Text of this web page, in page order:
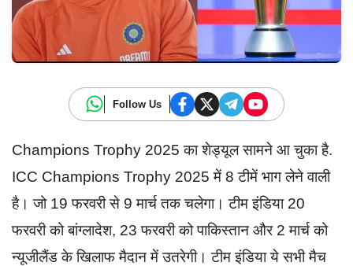
Follow Us
Champions Trophy 2025 का शेड्यूल सामने आ चुका है.
ICC Champions Trophy 2025 में 8 टीमें भाग लेने वाली
है। जो 19 फरवरी से 9 मार्च तक चलेगा। टीम इंडिया 20
फरवरी को बांग्लादेश, 23 फरवरी को पाकिस्तान और 2 मार्च को
न्यूजीलैंड के खिलाफ मैदान में उतरेगी। टीम इंडिया ये सभी मैच